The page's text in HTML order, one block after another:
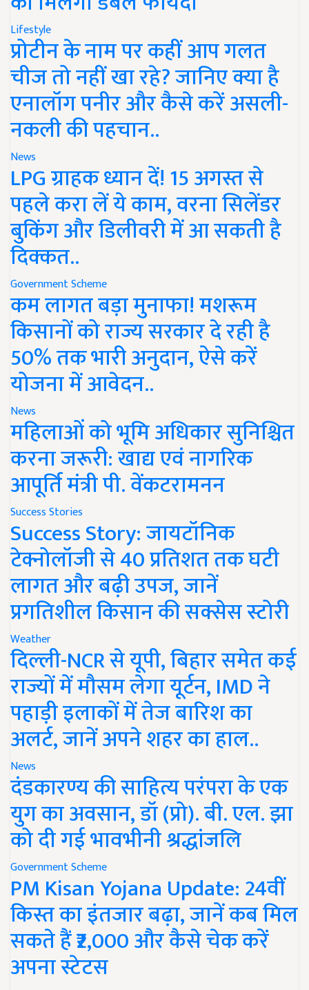
Lifestyle
प्रोटीन के नाम पर कहीं आप गलत
चीज तो नहीं खा रहे? जानिए क्या है
एनालॉग पनीर और कैसे करें असली-
नकली की पहचान..
News
LPG ग्राहक ध्यान दें! 15 अगस्त से
पहले करा लें ये काम, वरना सिलेंडर
बुकिंग और डिलीवरी में आ सकती है
दिक्कत..
Government Scheme
कम लागत बड़ा मुनाफा! मशरूम
किसानों को राज्य सरकार दे रही है
50% तक भारी अनुदान, ऐसे करें
योजना में आवेदन..
News
महिलाओं को भूमि अधिकार सुनिश्चित
करना जरूरी: खाद्य एवं नागरिक
आपूर्ति मंत्री पी. वेंकटरामनन
Success Stories
Success Story: जायटॉनिक
टेक्नोलॉजी से 40 प्रतिशत तक घटी
लागत और बढ़ी उपज, जानें
प्रगतिशील किसान की सक्सेस स्टोरी
Weather
दिल्ली-NCR से यूपी, बिहार समेत कई
राज्यों में मौसम लेगा यूर्टन, IMD ने
पहाड़ी इलाकों में तेज बारिश का
अलर्ट, जानें अपने शहर का हाल..
News
दंडकारण्य की साहित्य परंपरा के एक
युग का अवसान, डॉ (प्रो). बी. एल. झा
को दी गई भावभीनी श्रद्धांजलि
Government Scheme
PM Kisan Yojana Update: 24वीं
किस्त का इंतजार बढ़ा, जानें कब मिल
सकते हैं ₹2,000 और कैसे चेक करें
अपना स्टेटस